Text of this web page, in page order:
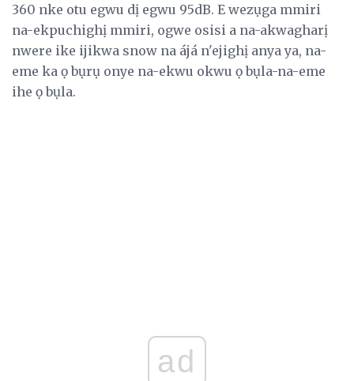
360 nke otu egwu dị egwu 95dB. E wezụga mmiri
na-ekpuchighị mmiri, ogwe osisi a na-akwagharị
nwere ike ijikwa snow na ájá n'ejighị anya ya, na-
eme ka ọ bụrụ onye na-ekwu okwu ọ bụla-na-eme
ihe ọ bụla.
ad